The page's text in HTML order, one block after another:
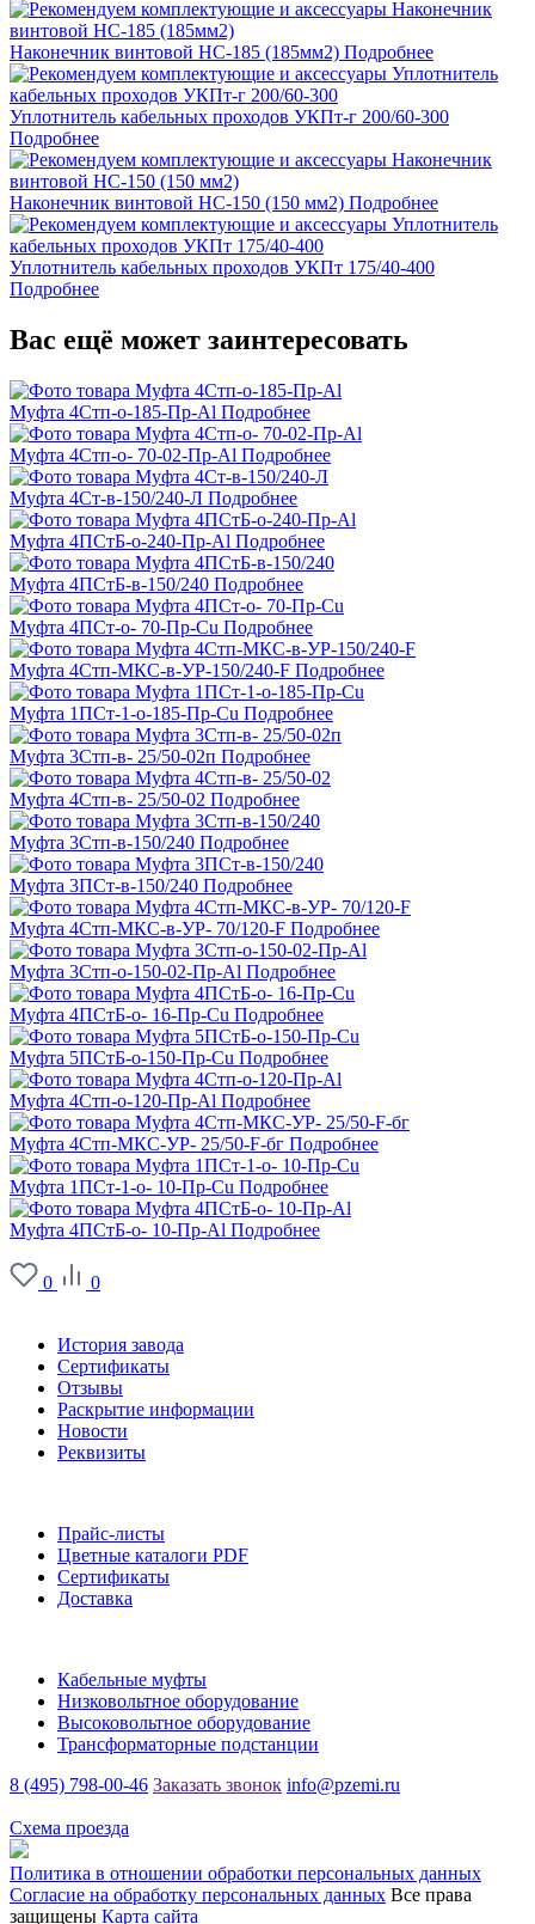
Наконечник винтовой НС-185 (185мм2) Подробнее
Уплотнитель кабельных проходов УКПт-г 200/60-300
Подробнее
Наконечник винтовой НС-150 (150 мм2) Подробнее
Уплотнитель кабельных проходов УКПт 175/40-400
Подробнее
Вас ещё может заинтересовать
Муфта 4Стп-о-185-Пр-Al Подробнее
Муфта 4Стп-о- 70-02-Пр-Al Подробнее
Муфта 4Ст-в-150/240-Л Подробнее
Муфта 4ПСтБ-о-240-Пр-Al Подробнее
Муфта 4ПСтБ-в-150/240 Подробнее
Муфта 4ПСт-о- 70-Пр-Cu Подробнее
Муфта 4Стп-МКС-в-УР-150/240-F Подробнее
Муфта 1ПСт-1-о-185-Пр-Cu Подробнее
Муфта 3Стп-в- 25/50-02п Подробнее
Муфта 4Стп-в- 25/50-02 Подробнее
Муфта 3Стп-в-150/240 Подробнее
Муфта 3ПСт-в-150/240 Подробнее
Муфта 4Стп-МКС-в-УР- 70/120-F Подробнее
Муфта 3Стп-о-150-02-Пр-Al Подробнее
Муфта 4ПСтБ-о- 16-Пр-Cu Подробнее
Муфта 5ПСтБ-о-150-Пр-Cu Подробнее
Муфта 4Стп-о-120-Пр-Al Подробнее
Муфта 4Стп-МКС-УР- 25/50-F-бг Подробнее
Муфта 1ПСт-1-о- 10-Пр-Cu Подробнее
Муфта 4ПСтБ-о- 10-Пр-Al Подробнее
0
0
История завода
Сертификаты
Отзывы
Раскрытие информации
Новости
Реквизиты
Прайс-листы
Цветные каталоги PDF
Сертификаты
Доставка
Кабельные муфты
Низковольтное оборудование
Высоковольтное оборудование
Трансформаторные подстанции
8 (495) 798-00-46 Заказать звонок info@pzemi.ru
Схема проезда
Политика в отношении обработки персональных данных
Согласие на обработку персональных данных Все права
защищены Карта сайта